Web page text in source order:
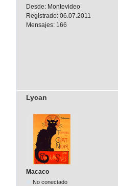
Desde: Montevideo
Registrado: 06.07.2011
Mensajes: 166
Lycan
Macaco
No conectado